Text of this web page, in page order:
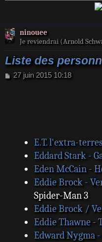
ninouee
Je reviendrai (Arnold
Liste des
M
27 juin 2015 10:18
E.T. l'extra-
Eddard Stark -
Eden McCain -
Eddie Brock -
Spider-Man 3
Eddie Brock /
Eddie Thawne -
Edward Nygma